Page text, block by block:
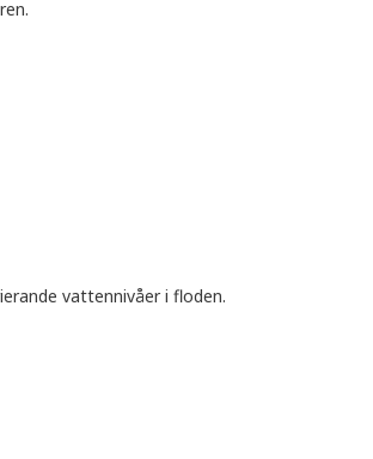
vattennivåer i floden.